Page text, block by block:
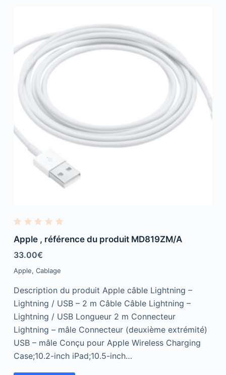
a
t
d
o
o
f
5
Apple , référence du produit MD819ZM/A
33.00€
Apple, Cablage
Description du produit Apple câble Lightning –
Lightning / USB – 2 m Câble Câble Lightning –
Lightning / USB Longueur 2 m Connecteur
Lightning – mâle Connecteur (deuxième extrémité)
USB – mâle Conçu pour Apple Wireless Charging
Case;10.2-inch iPad;10.5-inch…